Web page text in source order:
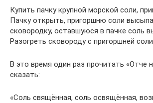
Купить пачку крупной морской соли,
Пачку открыть, пригоршню соли
сковородку, оставшуюся в пачке соль
Разогреть сковороду с пригоршней
В это время один раз прочитать «Отче
сказать:
«Соль свящённая, соль освящённая,